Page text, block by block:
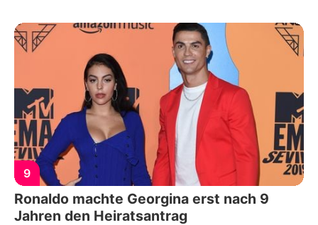
9
Ronaldo machte Georgina erst nach 9
Jahren den Heiratsantrag